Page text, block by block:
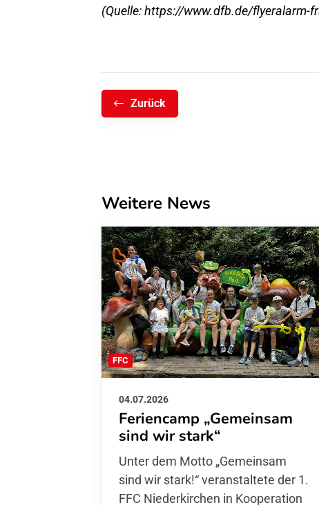
(Quelle:https://www.dfb.de/flyeralarm-
Zurück
Weitere News
FFC
04.07.2026
Feriencamp „Gemeinsam
sind wir stark“
Unter dem Motto „Gemeinsam sind
wir stark!“ veranstaltete der 1. FFC
Niederkirchen in Kooperation mit